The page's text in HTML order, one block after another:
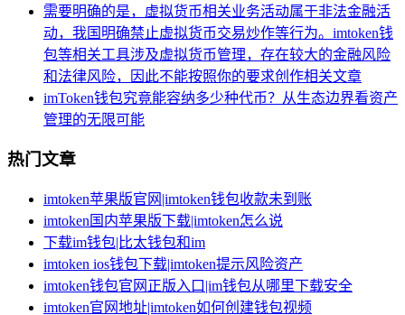
需要明确的是，虚拟货币相关业务活动属于非法金融活
动，我国明确禁止虚拟货币交易炒作等行为。imtoken钱
包等相关工具涉及虚拟货币管理，存在较大的金融风险
和法律风险，因此不能按照你的要求创作相关文章
imToken钱包究竟能容纳多少种代币？从生态边界看资产
管理的无限可能
热门文章
imtoken苹果版官网|imtoken钱包收款未到账
imtoken国内苹果版下载|imtoken怎么说
下载im钱包|比太钱包和im
imtoken ios钱包下载|imtoken提示风险资产
imtoken钱包官网正版入口|im钱包从哪里下载安全
imtoken官网地址|imtoken如何创建钱包视频